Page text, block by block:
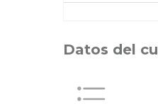
Datos del